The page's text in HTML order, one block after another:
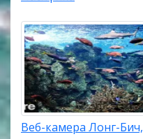
Веб-камера Лонг-Бич,